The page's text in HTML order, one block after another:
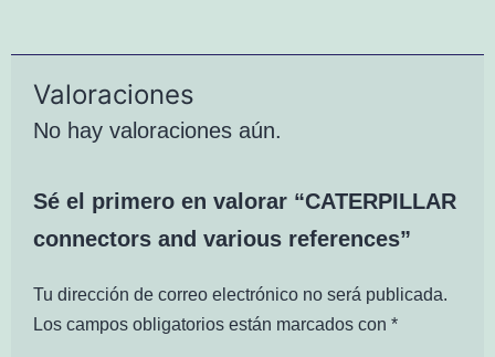
Valoraciones
No hay valoraciones aún.
Sé el primero en valorar “CATERPILLAR
connectors and various references”
Tu dirección de correo electrónico no será publicada.
Los campos obligatorios están marcados con *